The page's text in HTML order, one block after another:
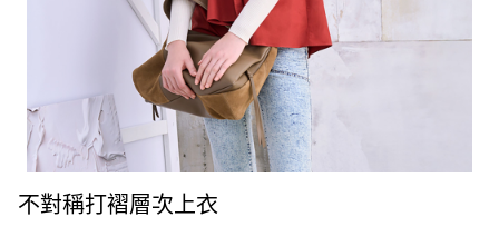
不對稱打褶層次上衣